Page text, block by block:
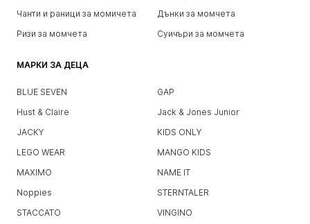
Чанти и раници за момичета
Дънки за момчета
Ризи за момчета
Суичъри за момчета
МАРКИ ЗА ДЕЦА
BLUE SEVEN
GAP
Hust & Claire
Jack & Jones Junior
JACKY
KIDS ONLY
LEGO WEAR
MANGO KIDS
MAXIMO
NAME IT
Noppies
STERNTALER
STACCATO
VINGINO